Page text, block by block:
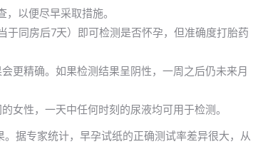
以便尽早采取措施。
同房后7天）即可检测是否怀孕，但准确度打胎药
更精确。如果检测结果呈阴性，一周之后仍未来月
女性，一天中任何时刻的尿液均可用于检测。
据专家统计，早孕试纸的正确测试率差异很大，从